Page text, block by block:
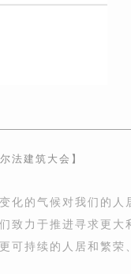
尔法建筑大会】
化的气候对我们的人
致力于推进寻求更大
可持续的人居和繁荣